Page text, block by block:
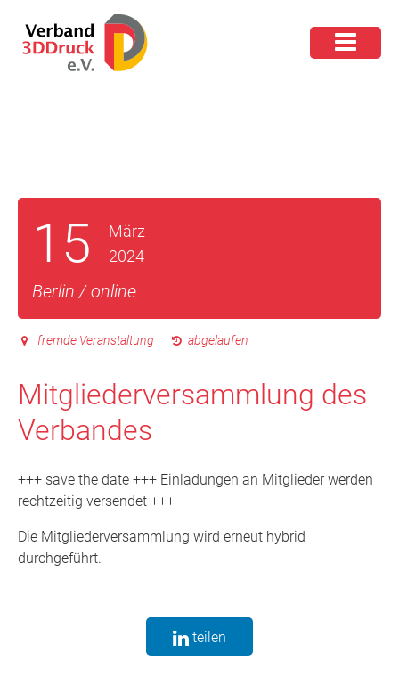
15
März
2024
Berlin / online
fremde Veranstaltung abgelaufen
Mitgliederversammlung des
Verbandes
+++ save the date +++ Einladungen an Mitglieder werden
rechtzeitig versendet +++
Die Mitgliederversammlung wird erneut hybrid
durchgeführt.
teilen